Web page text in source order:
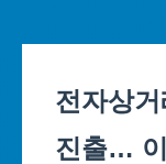
content
전자상
진출…